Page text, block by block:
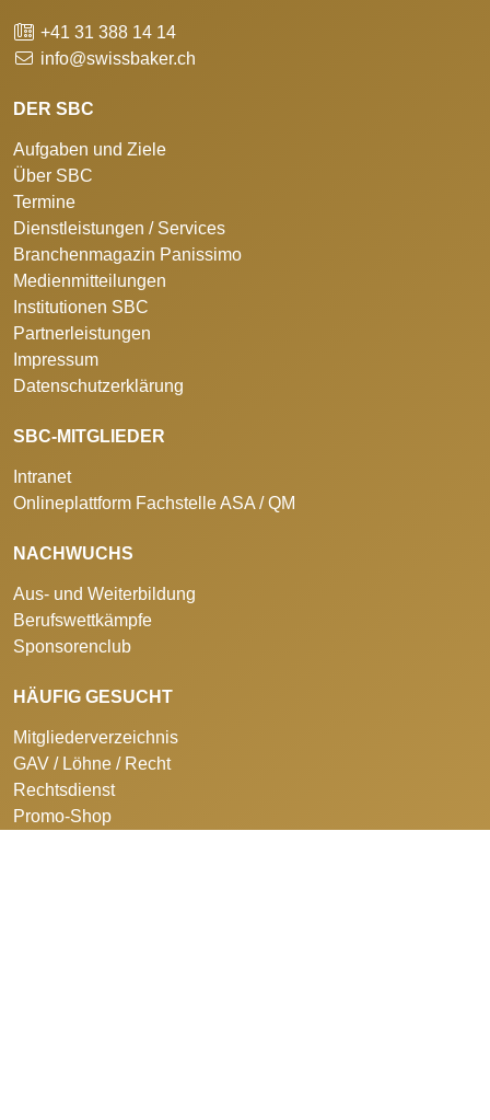
+41 31 388 14 14
info@swissbaker.ch
DER SBC
Aufgaben und Ziele
Über SBC
Termine
Dienstleistungen / Services
Branchenmagazin Panissimo
Medienmitteilungen
Institutionen SBC
Partnerleistungen
Impressum
Datenschutzerklärung
SBC-MITGLIEDER
Intranet
Onlineplattform Fachstelle ASA / QM
NACHWUCHS
Aus- und Weiterbildung
Berufswettkämpfe
Sponsorenclub
HÄUFIG GESUCHT
Mitgliederverzeichnis
GAV / Löhne / Recht
Rechtsdienst
Promo-Shop